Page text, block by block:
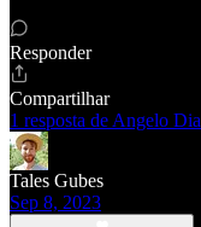
Responder
Compartilhar
1 resposta de Angelo
Tales Gubes
Sep 8, 2023